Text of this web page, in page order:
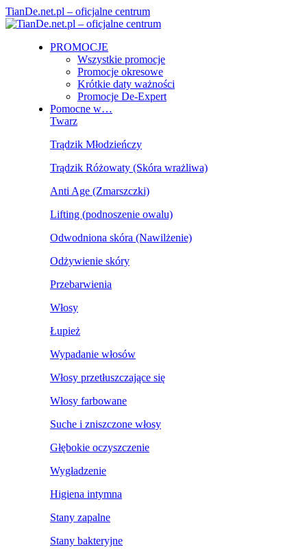
TianDe.net.pl – oficjalne centrum
PROMOCJE
Wszystkie promocje
Promocje okresowe
Krótkie daty ważności
Promocje De-Expert
Pomocne w…
Twarz
Trądzik Młodzieńczy
Trądzik Różowaty (Skóra wrażliwa)
Anti Age (Zmarszczki)
Lifting (podnoszenie owalu)
Odwodniona skóra (Nawilżenie)
Odżywienie skóry
Przebarwienia
Włosy
Łupież
Wypadanie włosów
Włosy przetłuszczające się
Włosy farbowane
Suche i zniszczone włosy
Głębokie oczyszczenie
Wygładzenie
Higiena intymna
Stany zapalne
Stany bakteryjne